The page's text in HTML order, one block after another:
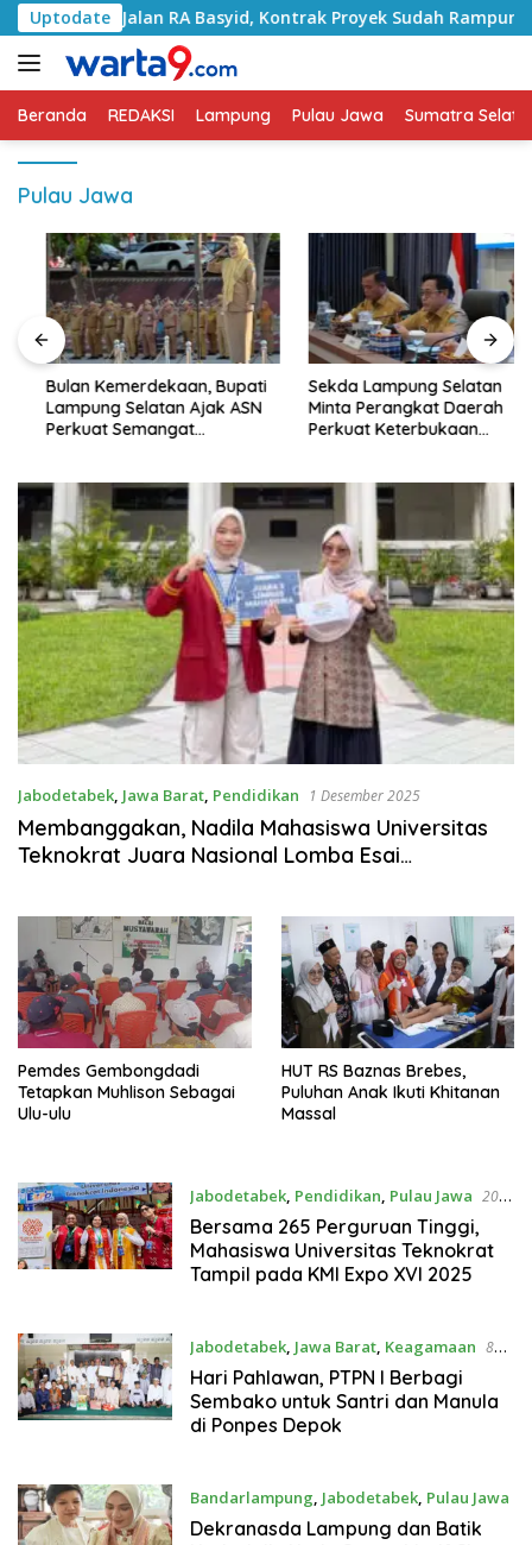
Langsung
ke
konten
Uptodate
Jalan RA Basyid, Kontrak Proyek Sudah Rampung
Beranda REDAKSI Lampung Pulau Jawa Sumatra
Pulau Jawa
Bulan Kemerdekaan, Bupati
Lampung Selatan Ajak ASN
Perkuat Semangat
Sekda Lampung Selatan
Minta Perangkat Daerah
Perkuat Keterbukaan
Jabodetabek, Jawa Barat, Pendidikan 1 Desember 2025
Membanggakan, Nadila Mahasiswa Universitas
Teknokrat Juara Nasional Lomba Esai
Pemdes Gembongdadi
Tetapkan Muhlison Sebagai
Ulu-ulu
HUT RS Baznas Brebes,
Puluhan Anak Ikuti Khitanan
Massal
Jabodetabek, Pendidikan, Pulau Jawa 20
November 2025
Bersama 265 Perguruan Tinggi,
Mahasiswa Universitas Teknokrat
Tampil pada KMI Expo XVI 2025
Jabodetabek, Jawa Barat, Keagamaan 8
November 2025
Hari Pahlawan, PTPN I Berbagi
Sembako untuk Santri dan Manula
di Ponpes Depok
Bandarlampung, Jabodetabek, Pulau Jawa
6 November 2025
Dekranasda Lampung dan Batik